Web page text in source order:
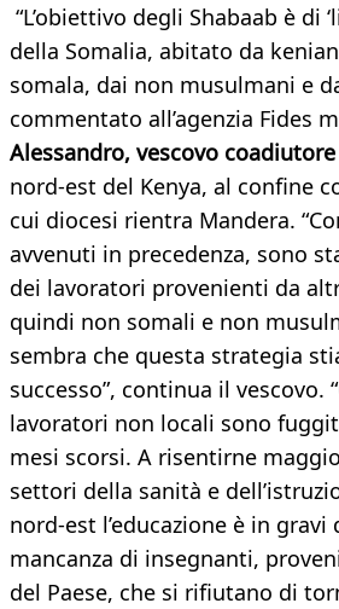
“L’obiettivo degli Shabaab è di
della Somalia, abitato da
somala, dai non musulmani e
commentato all’agenzia Fides
Alessandro, vescovo
nord-est del Kenya, al confine
cui diocesi rientra Mandera.
avvenuti in precedenza, sono
dei lavoratori provenienti da
quindi non somali e non
sembra che questa strategia
successo”, continua il vescovo.
lavoratori non locali sono
mesi scorsi. A risentirne
settori della sanità e
nord-est l’educazione è in
mancanza di insegnanti,
del Paese, che si rifiutano di